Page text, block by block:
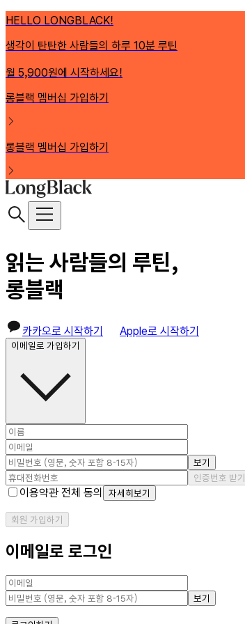
HELLO LONGBLACK!
생각이 탄탄한 사람들의 하루 10분 루틴
월 5,900원에 시작하세요!
롱블랙 멤버십 가입하기
롱블랙 멤버십 가입하기
읽는 사람들의 루틴,
롱블랙
카카오로 시작하기 Apple로 시작하기
이메일로 가입하기
보기
인증번호 받기
이용약관 전체 동의 자세히보기
회원 가입하기
이메일로 로그인
보기